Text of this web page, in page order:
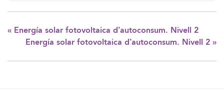
« Energía solar fotovoltaica d’autoconsum. Nivell 2
Energía solar fotovoltaica d’autoconsum. Nivell 2 »